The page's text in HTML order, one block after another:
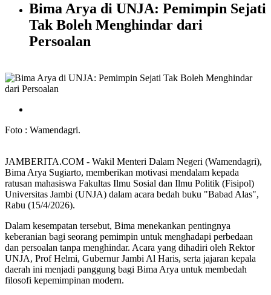
Bima Arya di UNJA: Pemimpin Sejati
Tak Boleh Menghindar dari
Persoalan
Foto : Wamendagri.
JAMBERITA.COM - Wakil Menteri Dalam Negeri (Wamendagri),
Bima Arya Sugiarto, memberikan motivasi mendalam kepada
ratusan mahasiswa Fakultas Ilmu Sosial dan Ilmu Politik (Fisipol)
Universitas Jambi (UNJA) dalam acara bedah buku "Babad Alas",
Rabu (15/4/2026).
Dalam kesempatan tersebut, Bima menekankan pentingnya
keberanian bagi seorang pemimpin untuk menghadapi perbedaan
dan persoalan tanpa menghindar. Acara yang dihadiri oleh Rektor
UNJA, Prof Helmi, Gubernur Jambi Al Haris, serta jajaran kepala
daerah ini menjadi panggung bagi Bima Arya untuk membedah
filosofi kepemimpinan modern.